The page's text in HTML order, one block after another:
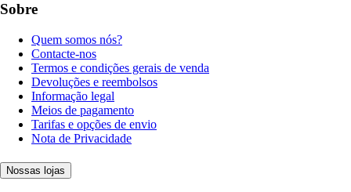
Sobre
Quem somos nós?
Contacte-nos
Termos e condições gerais de venda
Devoluções e reembolsos
Informação legal
Meios de pagamento
Tarifas e opções de envio
Nota de Privacidade
Nossas lojas